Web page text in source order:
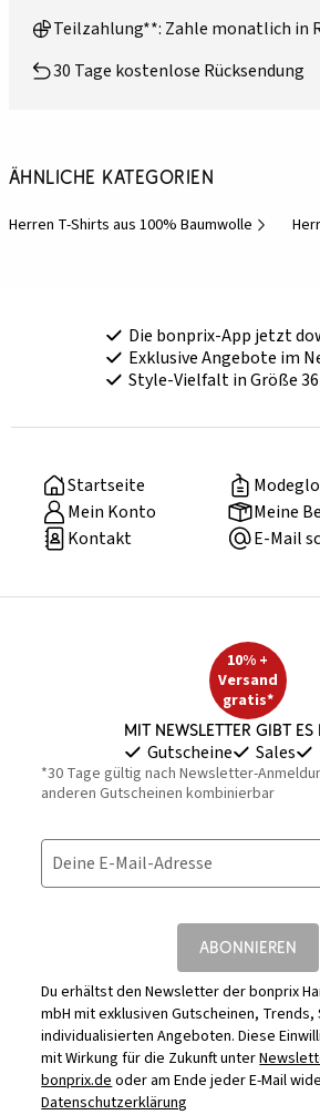
Teilzahlung**: Zahle monatlich in
30 Tage kostenlose Rücksendung
Ähnliche Kategorien
Herren T-Shirts aus 100% Baumwolle
Die bonprix-App jetzt
Exklusive Angebote im
Style-Vielfalt in Größe
Startseite
Mein Konto
Meine
Kontakt
E-Mail
10% +
Versand
gratis*
Mit Newsletter gibt es
Gutscheine Sales
*30 Tage gültig nach Newsletter-
anderen Gutscheinen kombinierbar
Deine E-Mail-Adresse
ABONNIEREN
Du erhältst den Newsletter der bonprix
mbH mit exklusiven Gutscheinen, Trends,
individualisierten Angeboten. Diese
mit Wirkung für die Zukunft unter
bonprix.de oder am Ende jeder E-Mail
Datenschutzerklärung